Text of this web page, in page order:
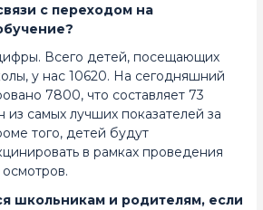
с переходом на
Всего детей, посещающих
у нас 10620. На сегодняшний
7800, что составляет 73
из самых лучших показателей за
того, детей будут
в рамках проведения
школьникам и родителям, если